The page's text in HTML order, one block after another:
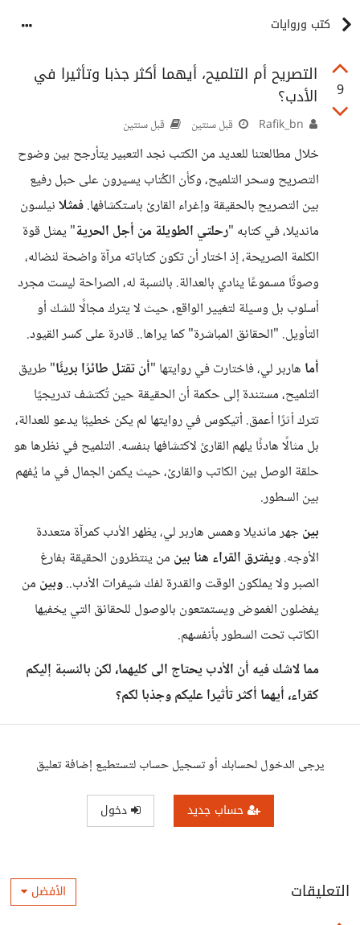
كتب وروايات
9
التصريح أم التلميح، أيهما أكثر جذبا وتأثيرا في
الأدب؟
قبل سنتين قبل سنتين
خلال مطالعتنا للعديد من الكتب نجد التعبير يتأرجح بين وضوح
التصريح وسحر التلميح، وكأن الكُتاب يسيرون على حبل رفيع
بين التصريح بالحقيقة وإغراء القارئ باستكشافها.فمثلانيلسون
مانديلا، في كتابه "رحلتي الطويلة من أجل الحرية" يمثل قوة
الكلمة الصريحة، إذ اختار أن تكون كتاباته مرآة واضحة لنضاله،
وصوتًا مسموعًا ينادي بالعدالة. بالنسبة له، الصراحة ليست مجرد
أسلوب بل وسيلة لتغيير الواقع، حيث لا يترك مجالًا للشك أو
التأويل. "الحقائق المباشرة" كما يراها.. قادرة على كسر القيود.
أما هاربر لي، فاختارت في روايتها "أن تقتل طائرًا بريئًا" طريق
التلميح، مستندة إلى حكمة أن الحقيقة حين تُكتشف تدريجيًا
تترك أثرًا أعمق. أتيكوس في روايتها لم يكن خطيبًا يدعو للعدالة،
بل مثالًا هادئًا يلهم القارئ لاكتشافها بنفسه. التلميح في نظرها هو
حلقة الوصل بين الكاتب والقارئ، حيث يكمن الجمال في ما يُفهم
بين السطور.
بين جهر مانديلا وهمس هاربر لي، يظهر الأدب كمرآة متعددة
الأوجه.ويفترق القراء هنا بين من ينتظرون الحقيقة بفارغ
الصبر ولا يملكون الوقت والقدرة لفك شيفرات الأدب..وبين من
يفضلون الغموض ويستمتعون بالوصول للحقائق التي يخفيها
الكاتب تحت السطور بأنفسهم.
مما لاشك فيه أن الأدب يحتاج الى كليهما، لكن بالنسبة إليكم
كقراء، أيهما أكثر تأثيرا عليكم وجذبا لكم؟
يرجى الدخول لحسابك أو تسجيل حساب لتستطيع إضافة تعليق
حساب جديد دخول
التعليقات الأفضل